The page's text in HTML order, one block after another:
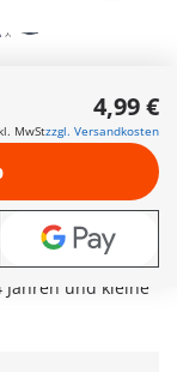
auf und findet die
für
Jahren und kleine
4,99 €
MwStzzgl. Versandkosten